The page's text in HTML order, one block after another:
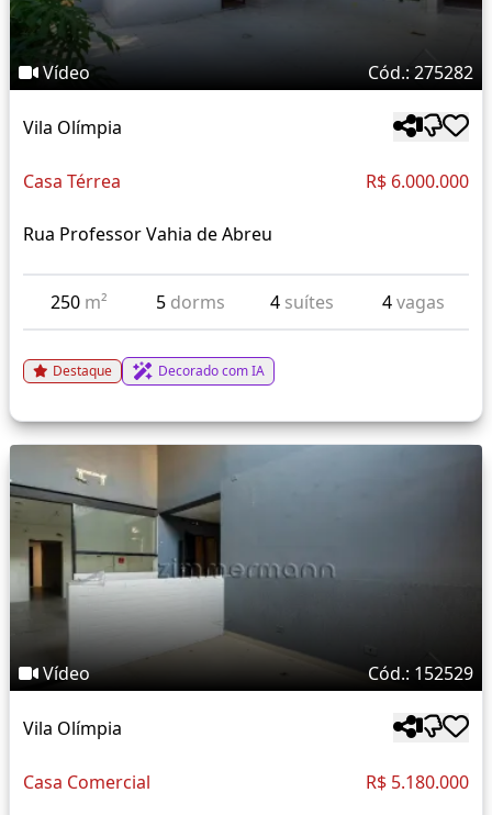
Vídeo Cód.: 275282
Vila Olímpia
Casa Térrea R$ 6.000.000
Rua Professor Vahia de Abreu
250 m² 5 dorms 4 suítes 4vagas
Destaque Decorado com IA
Vídeo Cód.: 152529
Vila Olímpia
Casa Comercial R$ 5.180.000